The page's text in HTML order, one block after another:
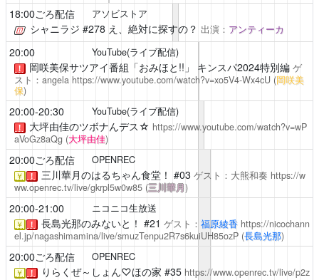
18:00ごろ配信 アソビストア
シャニラジ #278 え、絶対に探すの？ 出演： アンティーカ
20:00 YouTube(ライブ配信)
！ 岡咲美保サツアイ番組「おみほと!!」 キンスパ2024特別編 ゲ
スト：angela https://www.youtube.com/watch?v=xo5V4-Wx4cU (岡咲美
保)
20:00-20:30 YouTube(ライブ配信)
！ 大坪由佳のツボナんデス☆ https://www.youtube.com/watch?v=wP
aVoGz8aQg (大坪由佳)
20:00ごろ配信 OPENREC
￥ ！ 三川華月のはるちゃん食堂！ #03 ゲスト：大熊和奏 https://w
ww.openrec.tv/live/gkrpl5w0w85 (三川華月)
20:00-21:00 ニコニコ生放送
￥ ！ 長島光那のみないと！ #21 ゲスト： 福原綾香 https://nicochann
el.jp/nagashimamina/live/smuzTenpu2R7s6kuiUH85ozP (長島光那)
20:00ごろ配信 OPENREC
￥ ！ りらくぜ～しょん♡ほの家 #35 https://www.openrec.tv/live/p2z